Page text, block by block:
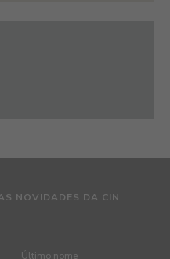
NOVIDADES DA CIN